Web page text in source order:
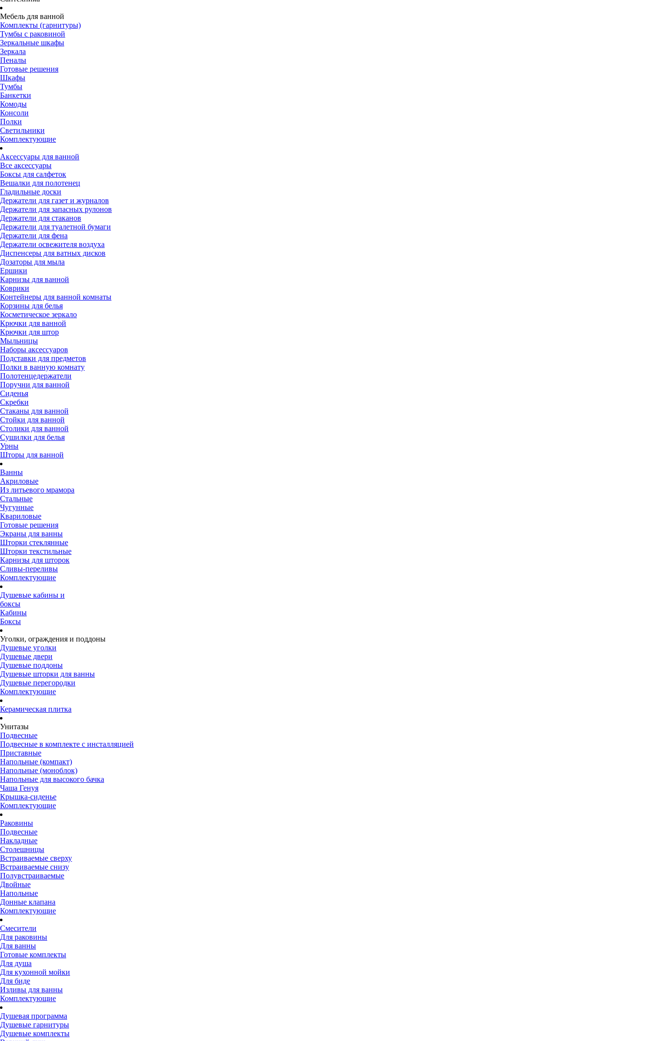
Мебель для ванной
Комплекты (гарнитуры)
Тумбы с раковиной
Зеркальные шкафы
Зеркала
Пеналы
Готовые решения
Шкафы
Тумбы
Банкетки
Комоды
Консоли
Полки
Светильники
Комплектующие
Аксессуары для ванной
Все аксессуары
Боксы для салфеток
Вешалки для полотенец
Гладильные доски
Держатели для газет и журналов
Держатели для запасных рулонов
Держатели для стаканов
Держатели для туалетной бумаги
Держатели для фена
Держатели освежителя воздуха
Диспенсеры для ватных дисков
Дозаторы для мыла
Ершики
Карнизы для ванной
Коврики
Контейнеры для ванной комнаты
Корзины для белья
Косметическое зеркало
Крючки для ванной
Крючки для штор
Мыльницы
Наборы аксессуаров
Подставки для предметов
Полки в ванную комнату
Полотенцедержатели
Поручни для ванной
Сиденья
Скребки
Стаканы для ванной
Стойки для ванной
Столики для ванной
Сушилки для белья
Урны
Шторы для ванной
Ванны
Акриловые
Из литьевого мрамора
Стальные
Чугунные
Квариловые
Готовые решения
Экраны для ванны
Шторки стеклянные
Шторки текстильные
Карнизы для шторок
Сливы-переливы
Комплектующие
Душевые кабины и
боксы
Кабины
Боксы
Уголки, ограждения и поддоны
Душевые уголки
Душевые двери
Душевые поддоны
Душевые шторки для ванны
Душевые перегородки
Комплектующие
Керамическая плитка
Унитазы
Подвесные
Подвесные в комплекте с инсталляцией
Приставные
Напольные (компакт)
Напольные (моноблок)
Напольные для высокого бачка
Чаша Генуя
Крышка-сиденье
Комплектующие
Раковины
Подвесные
Накладные
Столешницы
Встраиваемые сверху
Встраиваемые снизу
Полувстраиваемые
Двойные
Напольные
Донные клапана
Комплектующие
Смесители
Для раковины
Для ванны
Готовые комплекты
Для душа
Для кухонной мойки
Для биде
Изливы для ванны
Комплектующие
Душевая программа
Душевые гарнитуры
Душевые комплекты